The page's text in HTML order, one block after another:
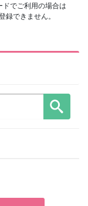
でご利用の場合は
できません。